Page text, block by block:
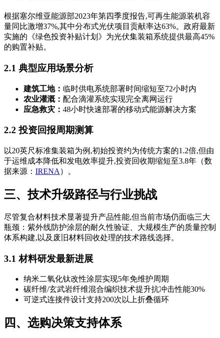
根据塞尔维亚能源部2023年第四季度报告,可再生能源装机容
量同比激增37%,其中分布式光伏项目贡献率达63%。政府最新
实施的《绿色投资补贴计划》为光伏集装箱系统提供最高45%
的购置补贴。
2.1 典型应用场景分析
建筑工地： 临时供电系统部署时间缩短至72小时内
农业灌溉： 配合滴灌系统实现完全离网运行
应急救灾： 48小时快速部署的移动式能源解决方案
2.2 投资回报周期测算
以20英尺标准集装箱为例,初始投资约为传统方案的1.2倍,但由
于运维成本降低和发电效率提升,投资回收期缩短至3.8年（数
据来源： IRENA ）。
三、技术升级路径与行业挑战
尽管复合材料技术显著提升产品性能,但当前市场仍面临三大
瓶颈：紫外线防护涂层的耐久性验证、大规模生产的质量控制
体系构建,以及废旧材料回收处理的技术路线选择。
3.1 材料研发最新进展
纳米二氧化钛改性涂层实现5年免维护周期
碳纤维/玄武岩纤维混合编织技术提升抗冲击性能30%
可逆式连接件设计支持200次以上折叠循环
四、选购决策支持体系